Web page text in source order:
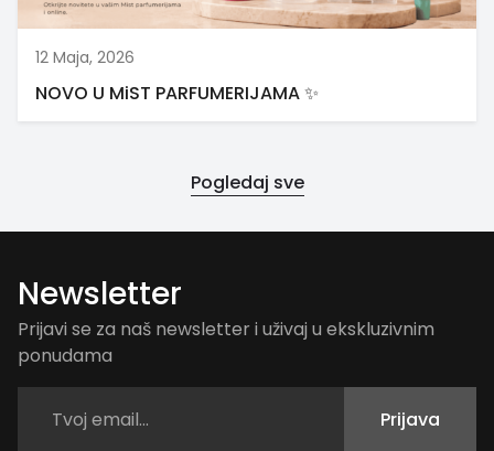
12 Maja, 2026
NOVO U MiST PARFUMERIJAMA ✨
Pogledaj sve
Newsletter
Prijavi se za naš newsletter i uživaj u ekskluzivnim
ponudama
Prijava